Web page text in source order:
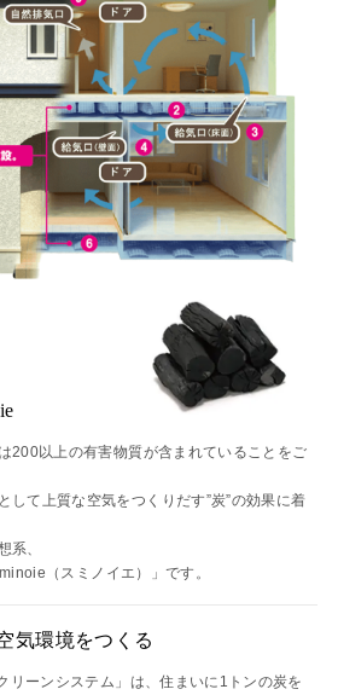
200以上の有害物質が含まれていることをご
して上質な空気をつくりだす”炭”の効果に着
系、
（スミノイエ）」です。
気環境をつくる
リーンシステム」は、住まいに1トンの炭を